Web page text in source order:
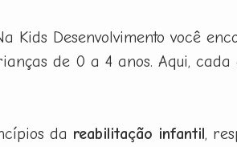
Kids Desenvolvimento você
de 0 a 4 anos. Aqui,
da reabilitação infantil,